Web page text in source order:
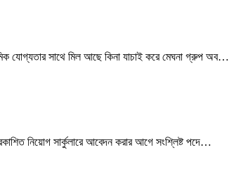
যোগ্যতার সাথে মিল আছে কিনা যাচাই করে মেঘনা গ্রুপ অব…
নিয়োগ সার্কুলারে আবেদন করার আগে সংশ্লিষ্ট পদে…